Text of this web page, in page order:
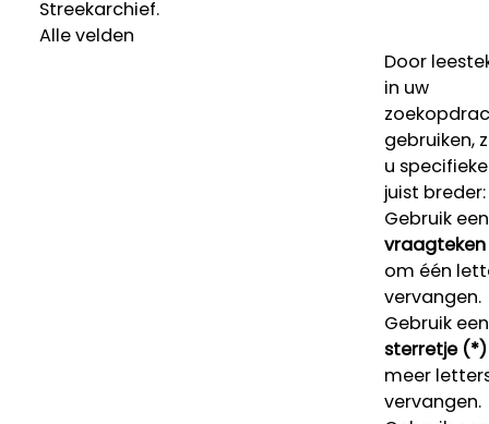
Streekarchief.
Alle velden
Door
in uw
gebruiken,
u
juist breder:
Gebruik een
om één
vervangen.
Gebruik een
sterretje (*)
meer
vervangen.